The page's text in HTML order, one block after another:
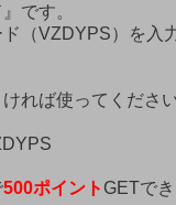
です。
（VZDYPS）を入
れば使ってください
500ポイント GETでき